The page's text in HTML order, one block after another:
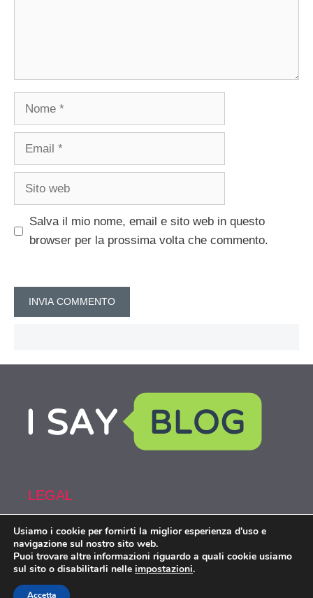
Nome
Email
Sito
Salva il mio nome, email e sito web in questo
browser per la prossima volta che commento.
LEGAL
Armi&Spy is part of the network IsayBlog!
Armiespy.com © 2026. All right reserverd.
Usiamo i cookie per fornirti la miglior esperienza d'uso e
navigazione sul nostro sito web.
Puoi trovare altre informazioni riguardo a quali cookie usiamo
sul sito o disabilitarli nelle impostazioni.
Accetta